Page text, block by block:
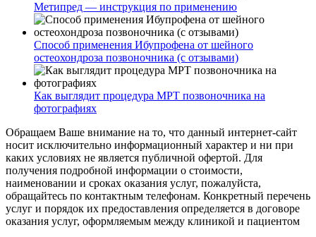
Метипред — инструкция по применению
Способ применения Ибупрофена от шейного
остеохондроза позвоночника (с отзывами)
Как выглядит процедура МРТ позвоночника на
фотографиях
Обращаем Ваше внимание на то, что данный интернет-сайт
носит исключительно информационный характер и ни при
каких условиях не является публичной офертой. Для
получения подробной информации о стоимости,
наименовании и сроках оказания услуг, пожалуйста,
обращайтесь по контактным телефонам. Конкретный перечень
услуг и порядок их предоставления определяется в договоре
оказания услуг, оформляемым между клиникой и пациентом